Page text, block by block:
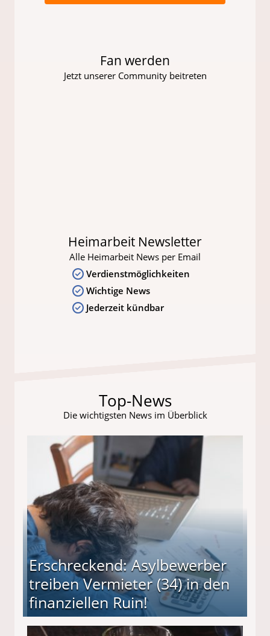
Fan werden
Jetzt unserer Community beitreten
Heimarbeit Newsletter
Alle Heimarbeit News per Email
Verdienstmöglichkeiten
Wichtige News
Jederzeit kündbar
Top-News
Die wichtigsten News im Überblick
Erschreckend: Asylbewerber
treiben Vermieter (34) in den
finanziellen Ruin!